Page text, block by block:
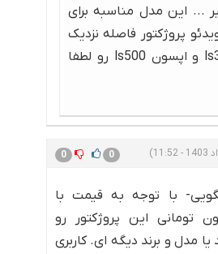
... این مدل مناسبه برای
پروژکتور فاصله نزدیک
... اپسون ls300 و اپسون ls500 رو لطفا
0 0
با توجه به قیمت با
۱۲۰ میلیون تومانی این پروژکتور رو
مدل و برند دیگه ای. کاربری